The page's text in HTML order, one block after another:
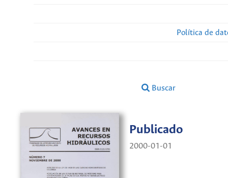
Política de
Buscar
Publicado
2000-01-01